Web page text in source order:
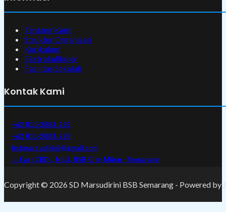
Tentang Kami
Struktur Organisasi
Kurikulum
Ekstrakulikuler
Fasilitas Sekolah
Kontak Kami
+62 811-2883-293
+62 811-2883-293
bsbmarsudirini@gmail.com
Jl. East CBD I, No.3, BSB City, Mijen - Semarang
Copyright © 2026 SD Marsudirini BSB Semarang - Powered by